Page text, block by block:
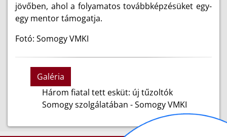
jövőben, ahol a folyamatos továbbképzésüket egy-
egy mentor támogatja.
Fotó: Somogy VMKI
Galéria
Három fiatal tett esküt: új tűzoltók
Somogy szolgálatában - Somogy VMKI